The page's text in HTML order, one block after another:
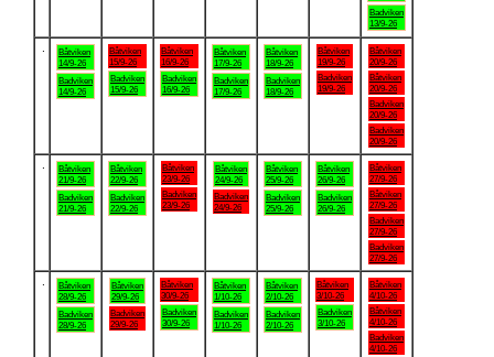
Badviken
13/9-26
Båtviken
14/9-26
Badviken
14/9-26
Båtviken
15/9-26
Badviken
15/9-26
Båtviken
16/9-26
Badviken
16/9-26
Båtviken
17/9-26
Badviken
17/9-26
Båtviken
18/9-26
Badviken
18/9-26
Båtviken
19/9-26
Badviken
19/9-26
Båtviken
20/9-26
Båtviken
20/9-26
Badviken
20/9-26
Badviken
20/9-26
Båtviken
21/9-26
Badviken
21/9-26
Båtviken
22/9-26
Badviken
22/9-26
Båtviken
23/9-26
Badviken
23/9-26
Båtviken
24/9-26
Badviken
24/9-26
Båtviken
25/9-26
Badviken
25/9-26
Båtviken
26/9-26
Badviken
26/9-26
Båtviken
27/9-26
Båtviken
27/9-26
Badviken
27/9-26
Badviken
27/9-26
Båtviken
28/9-26
Badviken
28/9-26
Båtviken
29/9-26
Badviken
29/9-26
Båtviken
30/9-26
Badviken
30/9-26
Båtviken
1/10-26
Badviken
1/10-26
Båtviken
2/10-26
Badviken
2/10-26
Båtviken
3/10-26
Badviken
3/10-26
Båtviken
4/10-26
Båtviken
4/10-26
Badviken
4/10-26